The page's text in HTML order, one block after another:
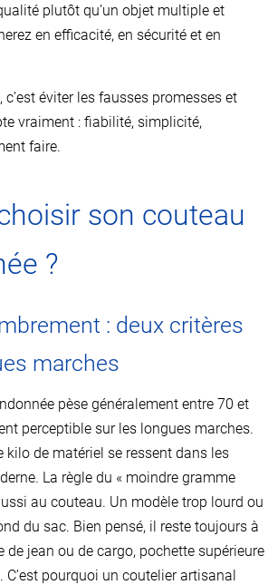
plutôt qu’un objet multiple et
en efficacité, en sécurité et en
éviter les fausses promesses et
vraiment : fiabilité, simplicité,
faire.
son couteau
?
: deux critères
marches
pèse généralement entre 70 et
perceptible sur les longues marches.
kilo de matériel se ressent dans les
La règle du « moindre gramme
au couteau. Un modèle trop lourd ou
du sac. Bien pensé, il reste toujours à
de jean ou de cargo, pochette supérieure
C’est pourquoi un coutelier artisanal